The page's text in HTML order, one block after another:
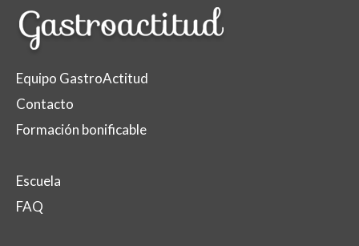
Equipo GastroActitud
Contacto
Formación bonificable
Escuela
FAQ